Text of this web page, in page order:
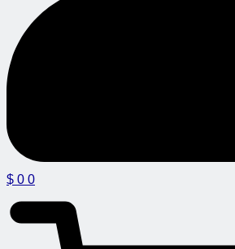
$ 0 0